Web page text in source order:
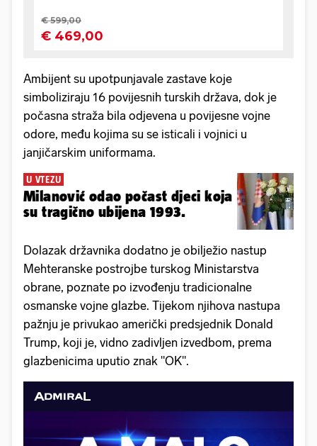
Ambijent su upotpunjavale zastave koje
simboliziraju 16 povijesnih turskih država, dok je
počasna straža bila odjevena u povijesne vojne
odore, među kojima su se isticali i vojnici u
janjičarskim uniformama.
U VTEZU
Milanović odao počast djeci koja
su tragično ubijena 1993.
Dolazak državnika dodatno je obilježio nastup
Mehteranske postrojbe turskog Ministarstva
obrane, poznate po izvođenju tradicionalne
osmanske vojne glazbe. Tijekom njihova nastupa
pažnju je privukao američki predsjednik Donald
Trump, koji je, vidno zadivljen izvedbom, prema
glazbenicima uputio znak "OK".